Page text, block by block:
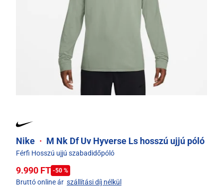
Nike · M Nk Df Uv Hyverse Ls hosszú ujjú póló
Férfi Hosszú ujjú szabadidőpóló
9.990 FT -50 %
Bruttó online ár szállítási díj nélkül